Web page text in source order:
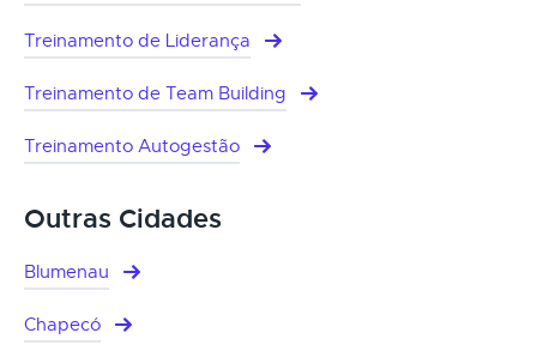
Treinamento de Liderança
Treinamento de Team Building
Treinamento Autogestão
Outras Cidades
Blumenau
Chapecó